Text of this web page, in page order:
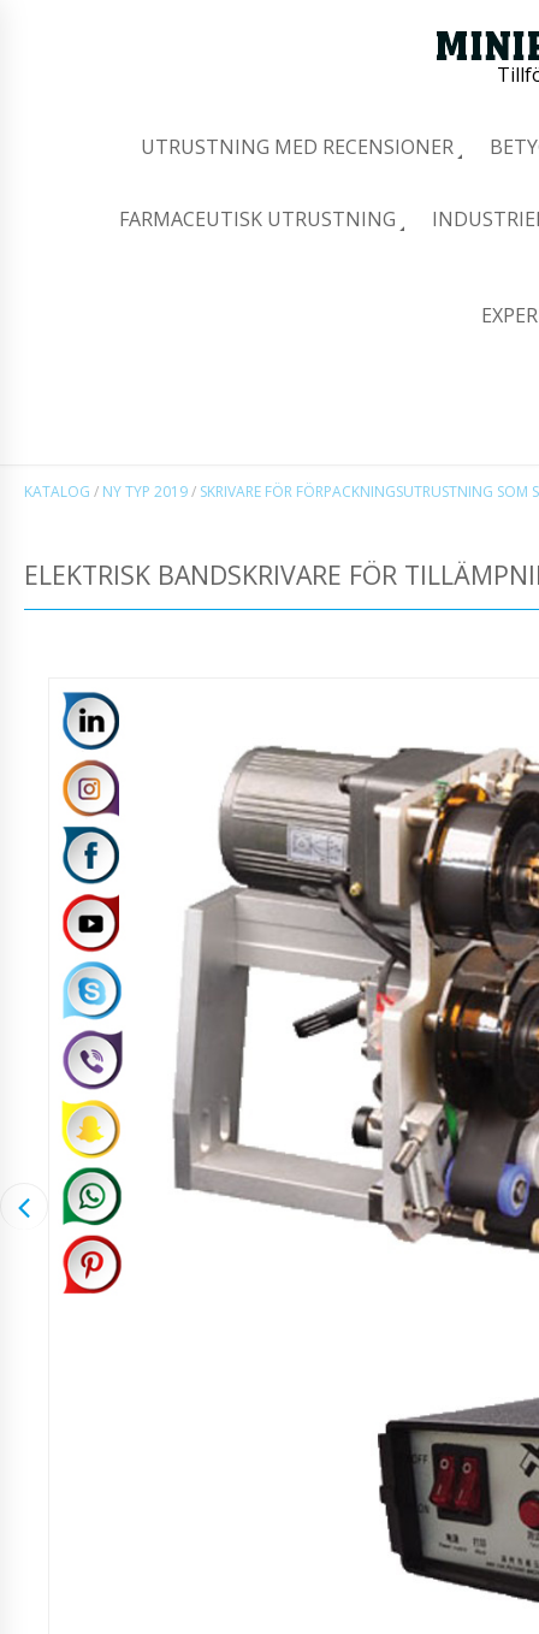
UTRUSTNING MED RECENSIONER
FARMACEUTISK UTRUSTNING
KATALOG / NY TYP 2019/ SKRIVARE FÖR FÖRPACKNINGSUTRUSTNING SOM
ELEKTRISK BANDSKRIVARE FÖR